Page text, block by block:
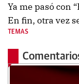
Ya me pasó con
En fin, otra vez
TEMAS